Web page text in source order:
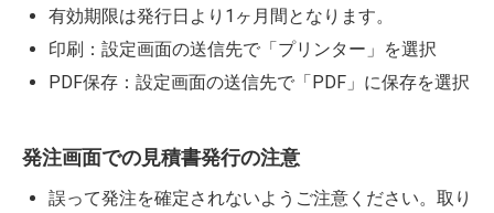
有効期限は発行日より1ヶ月間となります。
印刷：設定画面の送信先で「プリンター」を選択
PDF保存：設定画面の送信先で「PDF」に保存を選択
発注画面での見積書発行の注意
誤って発注を確定されないようご注意ください。取り